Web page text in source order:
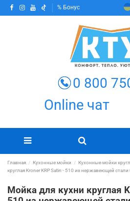
Бонус
0 800
Online чат
Главная Кухонные мойки Кухонные мойки
круглая Kroner KRP Satin - 510 из нержавеющей
Мойка для кухни круглая